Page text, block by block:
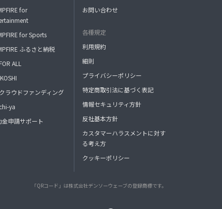
for
for Sports
ふるさと納税
ALL
ラウドファンディング
ya
金申請サポート
お問い合わせ
各種規定
利用規約
細則
プライバシーポリシー
特定商取引法に基づく表記
情報セキュリティ方針
反社基本方針
カスタマーハラスメントに対す
る考え方
クッキーポリシー
「QRコード」は株式会社デンソーウェーブの登録商標です。